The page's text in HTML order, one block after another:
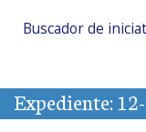
Buscador de
Expediente: